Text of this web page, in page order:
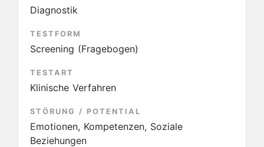
Diagnostik
TESTFORM
Screening (Fragebogen)
TESTART
Klinische Verfahren
STÖRUNG / POTENTIAL
Emotionen, Kompetenzen, Soziale
Beziehungen